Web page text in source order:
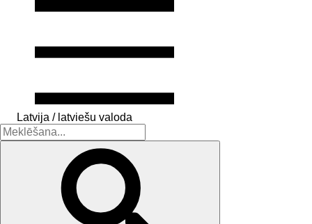
Latvija / latviešu valoda